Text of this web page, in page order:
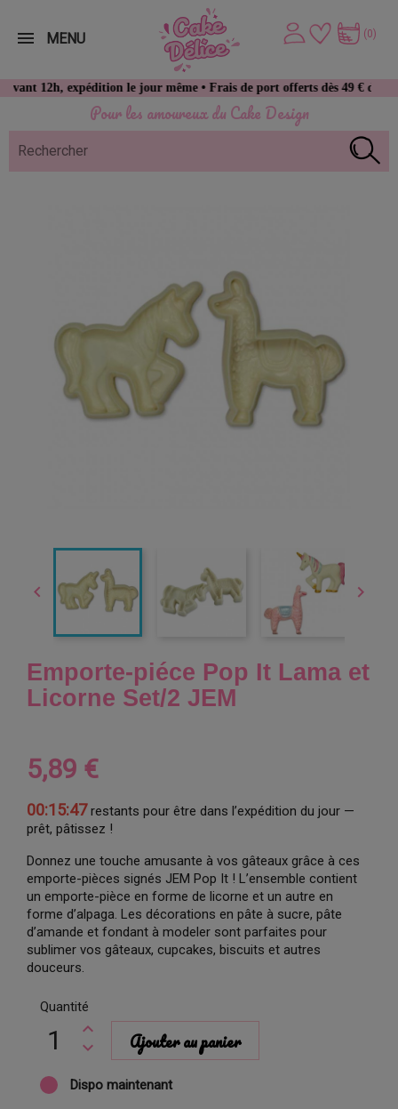
Pour les amoureux du Cake Design
12h, expédition le jour même • Frais de port offerts dès 49 € d’achat
(0)
MENU
 
Emporte-piéce Pop It Lama et
Licorne Set/2 JEM
5,89 €
00:15:47restants pour être dans l’expédition du jour —
prêt, pâtissez !
Donnez une touche amusante à vos gâteaux grâce à ces
emporte-pièces signés JEM Pop It ! L’ensemble contient
un emporte-pièce en forme de licorne et un autre en
forme d’alpaga. Les décorations en pâte à sucre, pâte
d’amande et fondant à modeler sont parfaites pour
sublimer vos gâteaux, cupcakes, biscuits et autres
douceurs.
Quantité
Ajouter au panier
Dispo maintenant